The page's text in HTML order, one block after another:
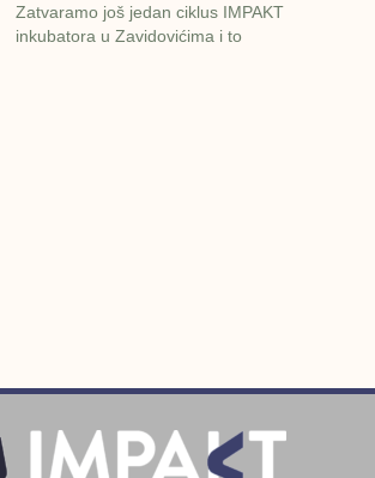
Zatvaramo još jedan ciklus IMPAKT
inkubatora u Zavidovićima i to